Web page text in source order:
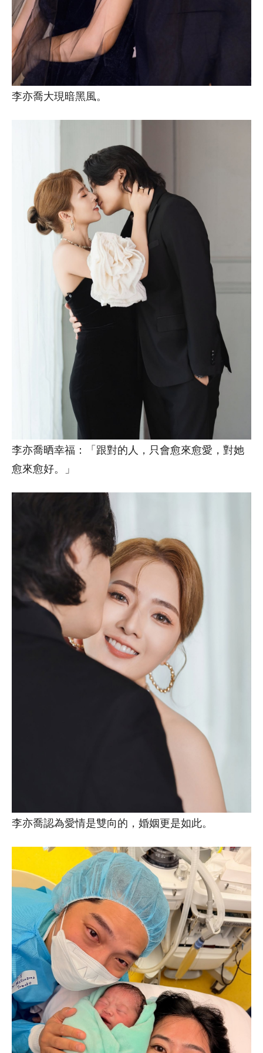
李亦喬大現暗黑風。
李亦喬晒幸福：「跟對的人，只會愈來愈愛，對她
愈來愈好。」
李亦喬認為愛情是雙向的，婚姻更是如此。